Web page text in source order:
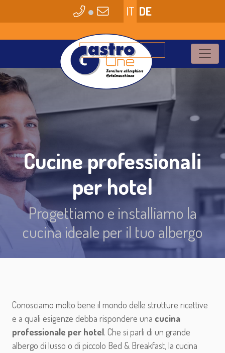
● IT DE
Cucine professionali
per hotel
Progettiamo e installiamo la
cucina ideale per il tuo albergo
Conosciamo molto bene il mondo delle strutture ricettive
e a quali esigenze debba rispondere una cucina
professionale per hotel. Che si parli di un grande
albergo di lusso o di piccolo Bed & Breakfast, la cucina